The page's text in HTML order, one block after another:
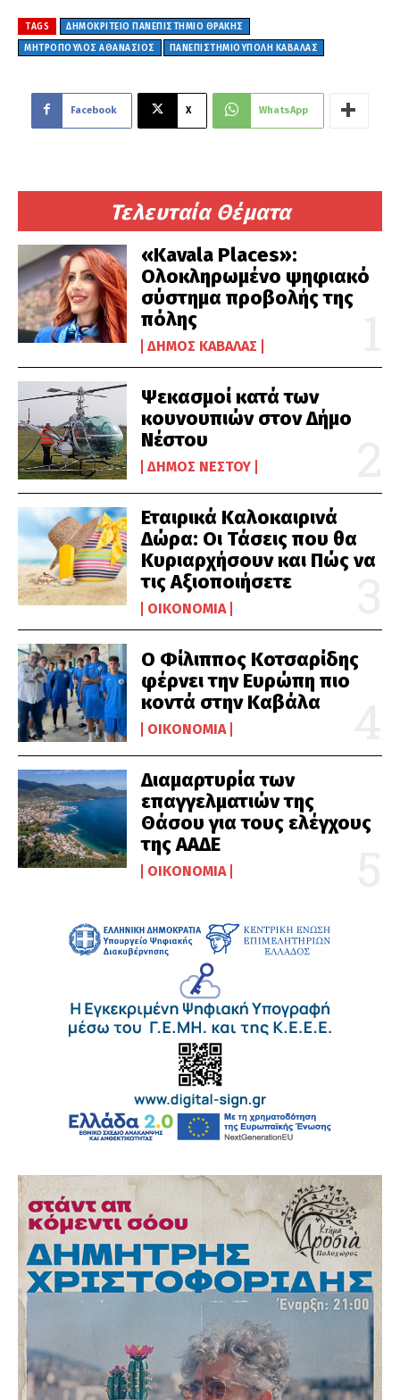
Τελευταία Θέματα
«Kavala Places»:
Ολοκληρωμένο ψηφιακό
σύστημα προβολής της
πόλης
ΔΉΜΟΣ ΚΑΒΆΛΑΣ
Ψεκασμοί κατά των
κουνουπιών στον Δήμο
Νέστου
ΔΉΜΟΣ ΝΈΣΤΟΥ
Εταιρικά Καλοκαιρινά
Δώρα: Οι Τάσεις που θα
Κυριαρχήσουν και Πώς να
τις Αξιοποιήσετε
ΟΙΚΟΝΟΜΊΑ
Ο Φίλιππος Κοτσαρίδης
φέρνει την Ευρώπη πιο
κοντά στην Καβάλα
ΟΙΚΟΝΟΜΊΑ
Διαμαρτυρία των
επαγγελματιών της
Θάσου για τους ελέγχους
της ΑΑΔΕ
ΟΙΚΟΝΟΜΊΑ
TAGS
ΔΗΜΟΚΡΙΤΕΙΟ ΠΑΝΕΠΙΣΤΗΜΙΟ ΘΡΑΚΗΣ
ΜΗΤΡΟΠΟΥΛΟΣ ΑΘΑΝΑΣΙΟΣ
ΠΑΝΕΠΙΣΤΗΜΙΟΎΠΟΛΗ ΚΑΒΆΛΑΣ
Facebook X WhatsApp